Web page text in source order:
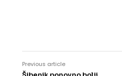
Previous article